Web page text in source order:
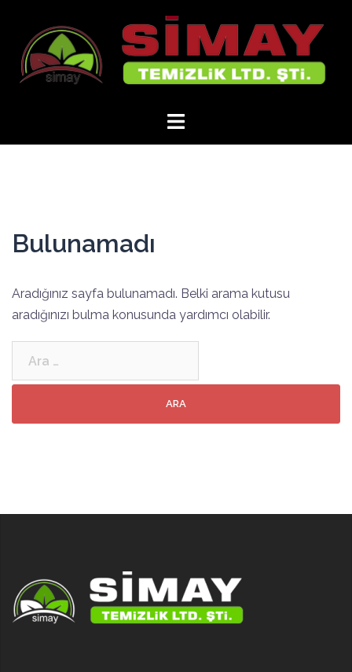
Bulunamadı
Aradığınız sayfa bulunamadı. Belki arama kutusu
aradığınızı bulma konusunda yardımcı olabilir.